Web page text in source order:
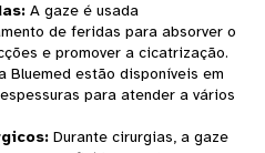
:A gaze é usada
de feridas para absorver o
e promover a cicatrização.
Bluemed ​​estão disponíveis em
para atender a vários
:Durante cirurgias, a gaze